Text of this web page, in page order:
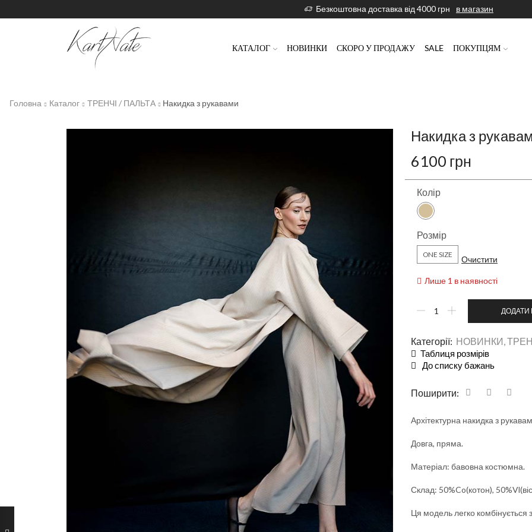
Безкоштовна доставка від 4000 грн в магазин
КАТАЛОГ НОВИНКИ СКОРО У ПРОДАЖУ SALE ПОКУПЦЯМ
Головна Каталог ТРЕНЧІ / ПАЛЬТА Накидка з рукавами
Накидка з
6100 грн
Колір
Розмір
ONE SIZE Очистити
Лише 1 в наявності
ДОДАТИ
Категорії: НОВИНКИ
Таблиця розмірів
До списку бажань
Поширити:
Архітектурна накидка з
Довга, пряма.
Матеріал: бавовна костюмна.
Склад: 50%Co(котон),
Ця модель легко комбінується